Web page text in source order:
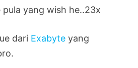
yang wish he..23x
dari Exabyte yang